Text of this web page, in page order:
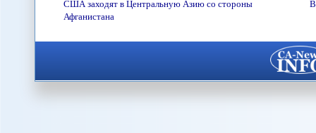
США заходят в Центральную Азию со стороны
Афганистана